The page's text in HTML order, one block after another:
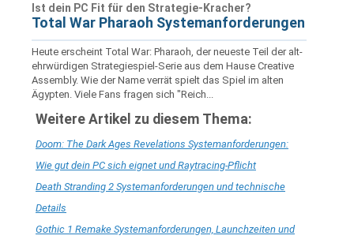
Ist dein PC Fit für den Strategie-Kracher?
Total War Pharaoh Systemanforderungen
Heute erscheint Total War: Pharaoh, der neueste Teil der alt-
ehrwürdigen Strategiespiel-Serie aus dem Hause Creative
Assembly. Wie der Name verrät spielt das Spiel im alten
Ägypten. Viele Fans fragen sich "Reich...
Weitere Artikel zu diesem Thema:
Doom: The Dark Ages Revelations Systemanforderungen:
Wie gut dein PC sich eignet und Raytracing-Pflicht
Death Stranding 2 Systemanforderungen und technische
Details
Gothic 1 Remake Systemanforderungen, Launchzeiten und